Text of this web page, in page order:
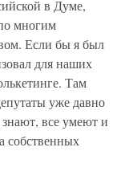
в Думе,
многим
Если бы я был
для наших
Там
уже давно
все умеют и
собственных